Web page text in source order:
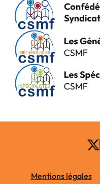
Mentions légales